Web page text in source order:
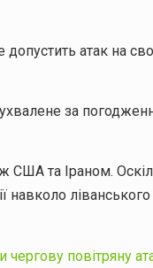
допустить атак на
за
США та Іраном.
навколо
чергову повітряну